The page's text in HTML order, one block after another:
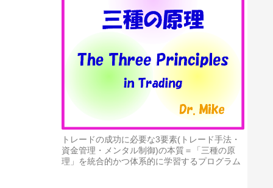
トレードの成功に必要な3要素(トレード手法・
資金管理・メンタル制御)の本質＝「三種の原
理」を統合的かつ体系的に学習するプログラム